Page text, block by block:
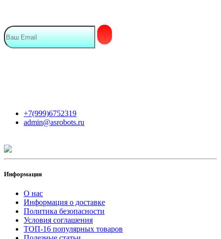
+7(999)6752319
admin@asrobots.ru
Информация
О нас
Информация о доставке
Политика безопасности
Условия соглашения
ТОП-16 популярных товаров